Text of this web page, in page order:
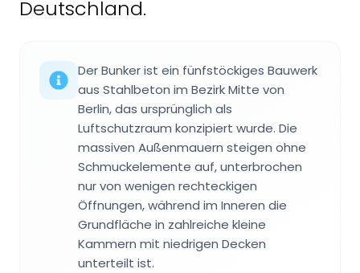
Deutschland.
Der Bunker ist ein fünfstöckiges Bauwerk
aus Stahlbeton im Bezirk Mitte von
Berlin, das ursprünglich als
Luftschutzraum konzipiert wurde. Die
massiven Außenmauern steigen ohne
Schmuckelemente auf, unterbrochen
nur von wenigen rechteckigen
Öffnungen, während im Inneren die
Grundfläche in zahlreiche kleine
Kammern mit niedrigen Decken
unterteilt ist.